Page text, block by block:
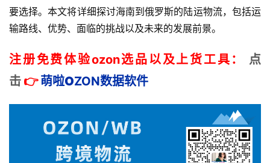
要选择。本文将详细探讨海南到俄罗斯的陆运物流，包括运
输路线、优势、面临的挑战以及未来的发展前景。
注册免费体验ozon选品以及上货工具：
点
击 👉 萌啦OZON数据软件